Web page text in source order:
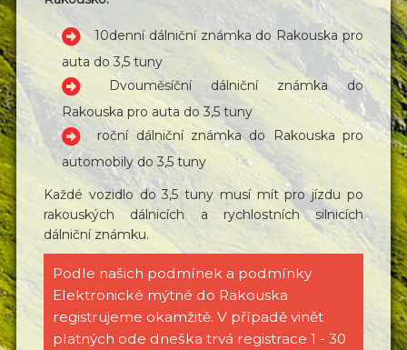
10denní dálniční známka do Rakouska pro
auta do 3,5 tuny
Dvouměsíční dálniční známka do
Rakouska pro auta do 3,5 tuny
roční dálniční známka do Rakouska pro
automobily do 3,5 tuny
Každé vozidlo do 3,5 tuny musí mít pro jízdu po
rakouských dálnicích a rychlostních silnicích
dálniční známku.
Podle našich podmínek a podmínky
Elektronické mýtné do Rakouska
registrujeme okamžitě. V případě vinět
platných ode dneška trvá registrace 1 - 30